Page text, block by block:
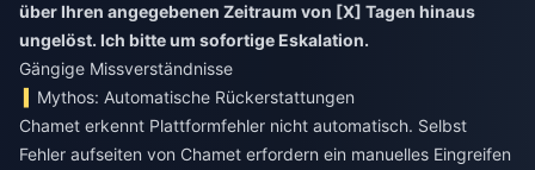
über Ihren angegebenen Zeitraum von [X] Tagen hinaus
ungelöst. Ich bitte um sofortige Eskalation.
Gängige Missverständnisse
Mythos: Automatische Rückerstattungen
Chamet erkennt Plattformfehler nicht automatisch. Selbst
Fehler aufseiten von Chamet erfordern ein manuelles Eingreifen